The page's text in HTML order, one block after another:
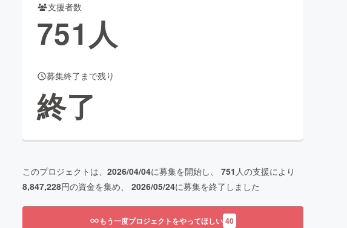
ティー・ヘルスケア
ティ
支援者数
751人
募集終了まで残り
終了
このプロジェクトは、 2026/04/04に募集を開始し、 751 人の支援により
8,847,228円の資金を集め、 2026/05/24に募集を終了しました
もう一度プロジェクトをやってほしい 40